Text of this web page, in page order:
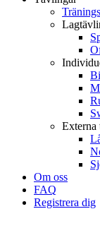
Externa
Om oss
FAQ
Registrera dig